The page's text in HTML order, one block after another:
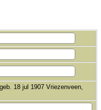
18 jul 1907 Vriezenveen,